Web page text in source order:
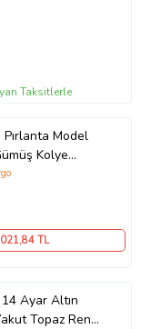
Taksitlerle
Pırlanta Model
Kolye
,84 TL
Ayar Altın
Topaz Rengi